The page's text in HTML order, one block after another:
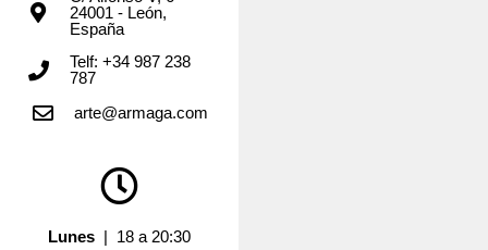
24001 - León,
España
Telf: +34 987 238
787
arte@armaga.com
Lunes | 18 a 20:30